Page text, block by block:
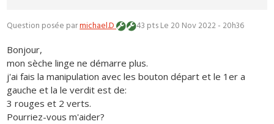
Question posée parmichael.D 43 ptsLe 20 Nov 2022 - 20h36
Bonjour,
mon sèche linge ne démarre plus.
j'ai fais la manipulation avec les bouton départ et le 1er a
gauche et la le verdit est de:
3 rouges et 2 verts.
Pourriez-vous m'aider?